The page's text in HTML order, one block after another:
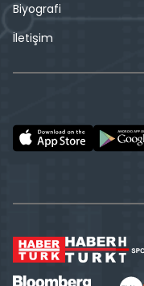
Biyografi
İletişim